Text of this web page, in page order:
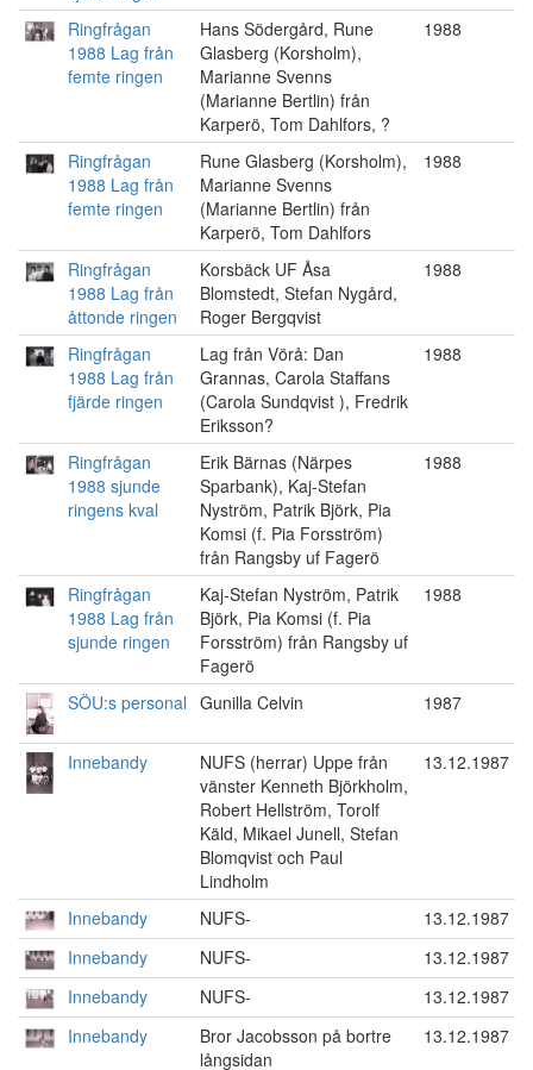
Ringfrågan
1988 Lag från
femte ringen
Hans Södergård, Rune
Glasberg (Korsholm),
Marianne Svenns
(Marianne Bertlin) från
Karperö, Tom Dahlfors, ?
1988
Ringfrågan
1988 Lag från
femte ringen
Rune Glasberg (Korsholm),
Marianne Svenns
(Marianne Bertlin) från
Karperö, Tom Dahlfors
1988
Ringfrågan
1988 Lag från
åttonde ringen
Korsbäck UF Åsa
Blomstedt, Stefan Nygård,
Roger Bergqvist
1988
Ringfrågan
1988 Lag från
fjärde ringen
Lag från Vörå: Dan
Grannas, Carola Staffans
(Carola Sundqvist ), Fredrik
Eriksson?
1988
Ringfrågan
1988 sjunde
ringens kval
Erik Bärnas (Närpes
Sparbank), Kaj-Stefan
Nyström, Patrik Björk, Pia
Komsi (f. Pia Forsström)
från Rangsby uf Fagerö
1988
Ringfrågan
1988 Lag från
sjunde ringen
Kaj-Stefan Nyström, Patrik
Björk, Pia Komsi (f. Pia
Forsström) från Rangsby uf
Fagerö
1988
SÖU:s personal Gunilla Celvin 1987
Innebandy
NUFS (herrar) Uppe från
vänster Kenneth Björkholm,
Robert Hellström, Torolf
Käld, Mikael Junell, Stefan
Blomqvist och Paul
Lindholm
13.12.1987
Innebandy NUFS-
13.12.1987
Innebandy
NUFS-
13.12.1987
Innebandy
NUFS-
13.12.1987
Innebandy
Bror Jacobsson på bortre
långsidan
13.12.1987